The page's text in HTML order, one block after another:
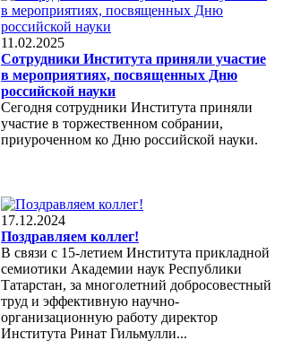
11.02.2025
Сотрудники Института приняли участие
в мероприятиях, посвященных Дню
российской науки
Сегодня сотрудники Института приняли
участие в торжественном собрании,
приуроченном ко Дню российской науки.
17.12.2024
Поздравляем коллег!
В связи с 15-летием Института прикладной
семиотики Академии наук Республики
Татарстан, за многолетний добросовестный
труд и эффективную научно-
организационную работу директор
Института Ринат Гильмулли...